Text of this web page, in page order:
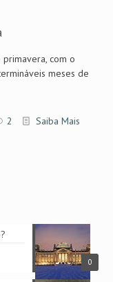
com o
meses de
2 Saiba Mais
0